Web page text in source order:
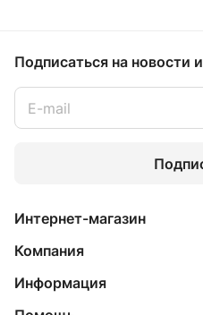
Подписаться на новости
Интернет-магазин
Компания
Информация